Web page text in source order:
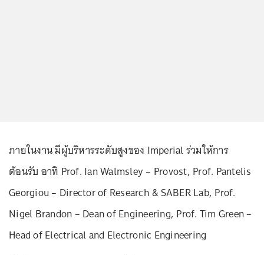
ภายในงาน มีผู้บริหารระดับสูงของ Imperial ร่วมให้การ
ต้อนรับ อาทิ Prof. Ian Walmsley – Provost, Prof. Pantelis
Georgiou – Director of Research & SABER Lab, Prof.
Nigel Brandon – Dean of Engineering, Prof. Tim Green –
Head of Electrical and Electronic Engineering